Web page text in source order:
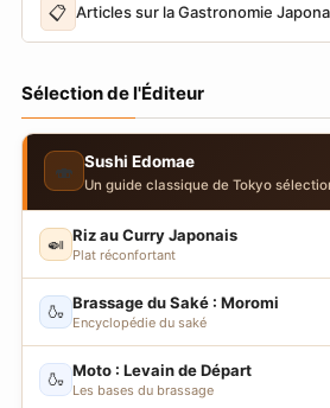
📋 Articles sur la Gastronomie
Sélection de l'Éditeur
🍣 Sushi Edomae
Un guide classique de Tokyo
🍛 Riz au Curry Japonais
Plat réconfortant
🍶 Brassage du Saké : Moromi
Encyclopédie du saké
🍶 Moto : Levain de Départ
Les bases du brassage